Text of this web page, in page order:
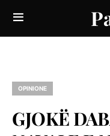
OPINIONE
GJOKË